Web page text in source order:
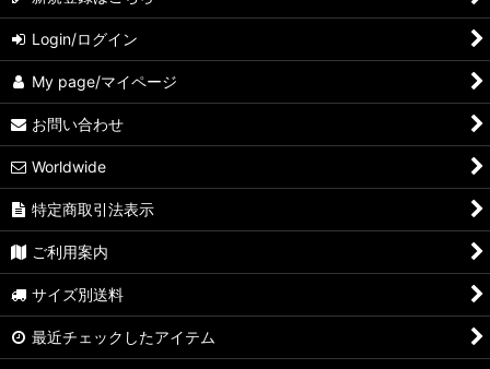
Login/ログイン
My page/マイページ
お問い合わせ
Worldwide
特定商取引法表示
ご利用案内
サイズ別送料
最近チェックしたアイテム